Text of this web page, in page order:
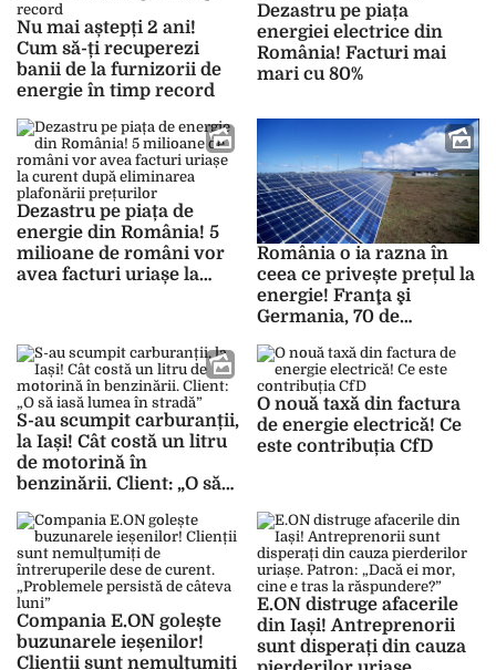
Nu mai aștepți 2 ani!
Cum să-ți recuperezi
banii de la furnizorii de
energie în timp record
Dezastru pe piața
energiei electrice din
România! Facturi mai
mari cu 80%
Dezastru pe piața de
energie din România! 5
milioane de români vor
avea facturi uriașe la
România o ia razna în
ceea ce privește prețul la
energie! Franţa şi
Germania, 70 de
de euro/MWh, țara
noastră, 149 de euro pe
MWh
S-au scumpit carburanții,
la Iași! Cât costă un litru
de motorină în
benzinării. Client: „O să
O nouă taxă din factura
de energie electrică! Ce
este contribuția CfD
Compania E.ON golește
buzunarele ieșenilor!
Clienții sunt nemulțumiți
E.ON distruge afacerile
din Iași! Antreprenorii
sunt disperați din cauza